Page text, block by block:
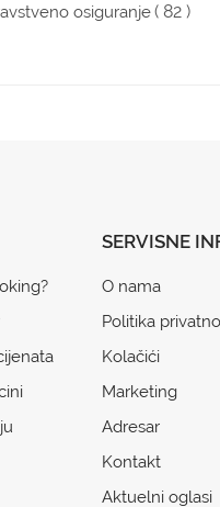
osiguranje( 82 )
SERVISNE
O nama
Politika
Kolačići
Marketing
Adresar
Kontakt
Aktuelni oglasi